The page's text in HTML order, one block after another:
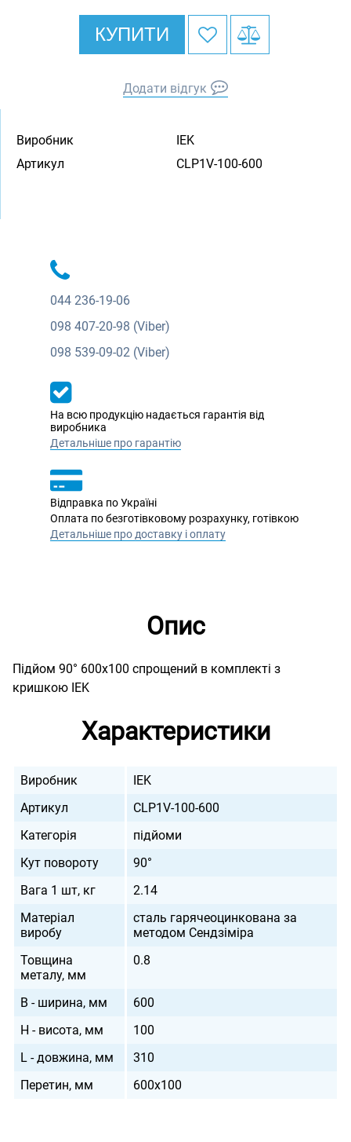
КУПИТИ
Додати відгук
Виробник
IEK
Артикул
CLP1V-100-600
044 236-19-06
098 407-20-98 (Viber)
098 539-09-02 (Viber)
На всю продукцію надається гарантія від
виробника
Детальніше про гарантію
Відправка по Україні
Оплата по безготівковому розрахунку, готівкою
Детальніше про доставку і оплату
Опис
Підйом 90° 600х100 спрощений в комплекті з
кришкою IEK
Характеристики
Виробник
IEK
Артикул
CLP1V-100-600
Категорія
підйоми
Кут повороту
90°
Вага 1 шт, кг
2.14
Матеріал
виробу
сталь гарячеоцинкована за
методом Сендзіміра
Товщина
металу, мм
0.8
B - ширина, мм
600
H - висота, мм
100
L - довжина, мм
310
Перетин, мм
600х100